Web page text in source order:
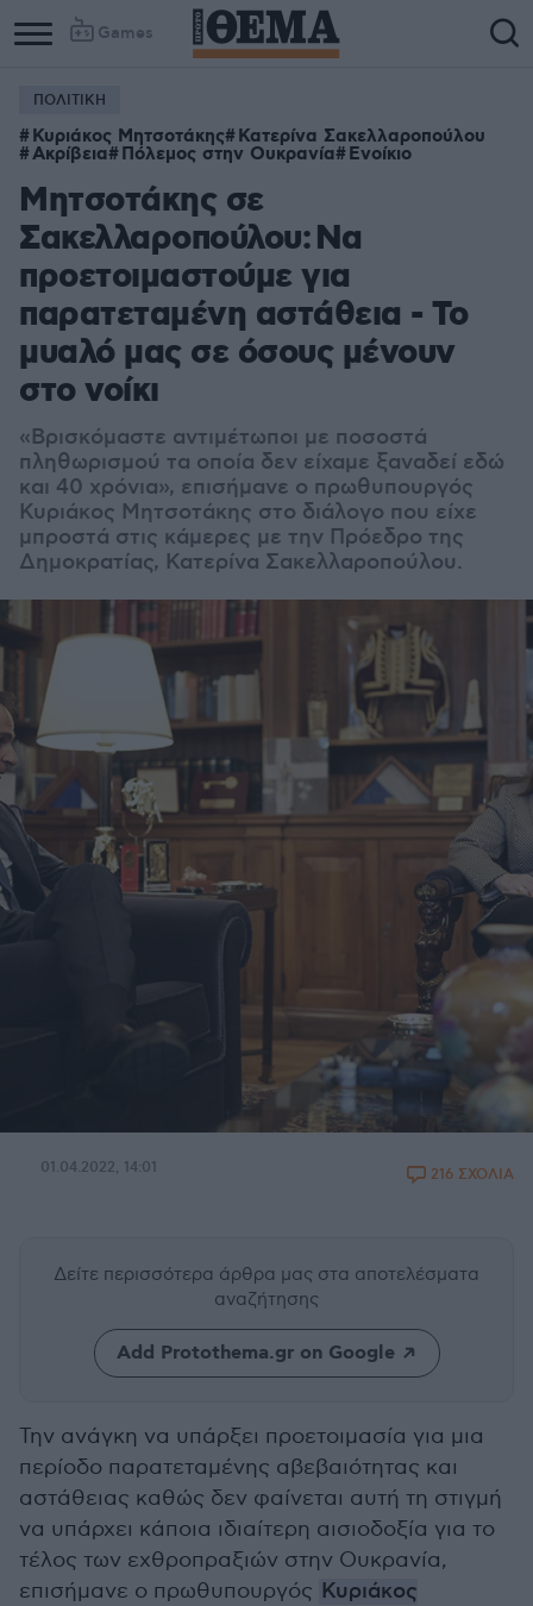
Games
ΠΟΛΙΤΙΚΗ
Κυριάκος Μητσοτάκης Κατερίνα Σακελλαροπούλου
Ακρίβεια Πόλεμος στην Ουκρανία Ενοίκιο
Μητσοτάκης σε
Σακελλαροπούλου: Να
προετοιμαστούμε για
παρατεταμένη αστάθεια - Το
μυαλό μας σε όσους μένουν
στο νοίκι
«Βρισκόμαστε αντιμέτωποι με ποσοστά
πληθωρισμού τα οποία δεν είχαμε ξαναδεί εδώ
και 40 χρόνια», επισήμανε ο πρωθυπουργός
Κυριάκος Μητσοτάκης στο διάλογο που είχε
μπροστά στις κάμερες με την Πρόεδρο της
Δημοκρατίας, Κατερίνα Σακελλαροπούλου.
01.04.2022, 14:01 216 ΣΧΟΛΙΑ
Δείτε περισσότερα άρθρα μας στα αποτελέσματα
αναζήτησης
Add Protothema.gr on Google
Την ανάγκη να υπάρξει προετοιμασία για μια
περίοδο παρατεταμένης αβεβαιότητας και
αστάθειας καθώς δεν φαίνεται αυτή τη στιγμή
να υπάρχει κάποια ιδιαίτερη αισιοδοξία για το
τέλος των εχθροπραξιών στην Ουκρανία,
επισήμανε ο πρωθυπουργός Κυριάκος